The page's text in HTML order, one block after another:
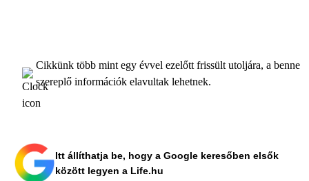
Cikkünk több mint egy évvel ezelőtt frissült utoljára, a benne
szereplő információk elavultak lehetnek.
Itt állíthatja be, hogy a Google keresőben elsők
között legyen a Life.hu